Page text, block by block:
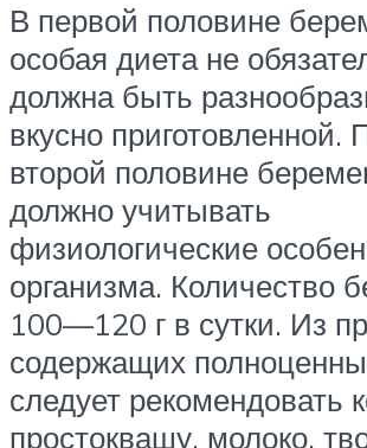
В первой половине
особая диета не
должна быть
вкусно приготовленной.
второй половине
должно учитывать
физиологические
организма. Количество
100—120 г в сутки. Из
содержащих
следует рекомендовать
простоквашу, молоко,